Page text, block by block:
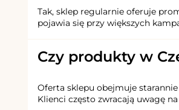
Tak, sklep regularnie oferuje
pojawia się przy większych
Czy produkty w
Oferta sklepu obejmuje
Klienci często zwracają uwagę